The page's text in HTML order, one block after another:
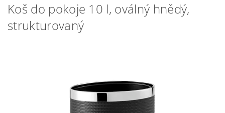
Koš do pokoje 10 l, oválný hnědý,
strukturovaný